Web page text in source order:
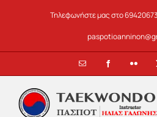
Τηλεφωνήστε μας στο
Email FacebookFlickr